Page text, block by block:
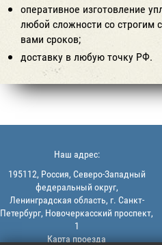
оперативное изготовление
любой сложности со строгим
вами сроков;
доставку в любую точку РФ.
Наш адрес:
195112, Россия, Северо-Западный
федеральный округ,
Ленинградская область, г. Санкт-
Петербург, Новочеркасский проспект,
1
Карта проезда